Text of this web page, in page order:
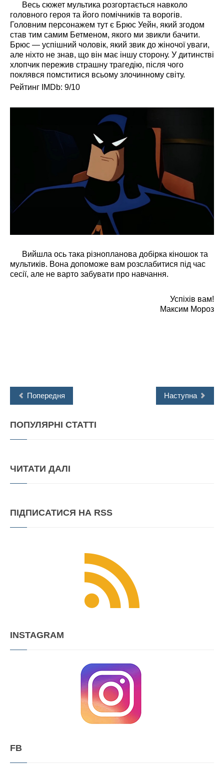
Весь сюжет мультика розгортається навколо
головного героя та його помічників та ворогів.
Головним персонажем тут є Брюс Уейн, який згодом
став тим самим Бетменом, якого ми звикли бачити.
Брюс — успішний чоловік, який звик до жіночої уваги,
але ніхто не знав, що він має іншу сторону. У дитинстві
хлопчик пережив страшну трагедію, після чого
поклявся помститися всьому злочинному світу.
Рейтинг IMDb: 9/10
Вийшла ось така різнопланова добірка кіношок та
мультиків. Вона допоможе вам розслабитися під час
сесії, але не варто забувати про навчання.
Успіхів вам!
Максим Мороз
Попередня Наступна
ПОПУЛЯРНІ СТАТТІ
ЧИТАТИ ДАЛІ
ПІДПИСАТИСЯ НА RSS
INSTAGRAM
FB